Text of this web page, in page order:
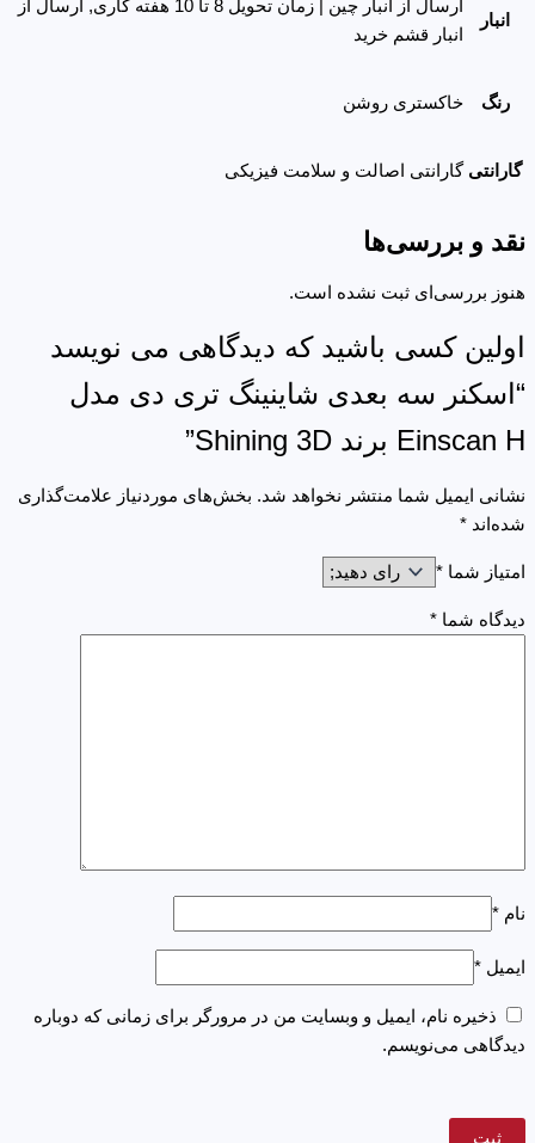
انبار
ارسال از انبار چین | زمان تحویل 8 تا 10 هفته کاری, ارسال از
انبار قشم خرید
رنگ خاکستری روشن
گارانتی گارانتی اصالت و سلامت فیزیکی
نقد و بررسی‌ها
هنوز بررسی‌ای ثبت نشده است.
اولین کسی باشید که دیدگاهی می نویسد
“اسکنر سه بعدی شاینینگ تری دی مدل
Einscan H برند Shining 3D”
نشانی ایمیل شما منتشر نخواهد شد. بخش‌های موردنیاز علامت‌گذاری
شده‌اند *
امتیاز شما *
دیدگاه شما *
نام *
ایمیل *
ذخیره نام، ایمیل و وبسایت من در مرورگر برای زمانی که دوباره
دیدگاهی می‌نویسم.